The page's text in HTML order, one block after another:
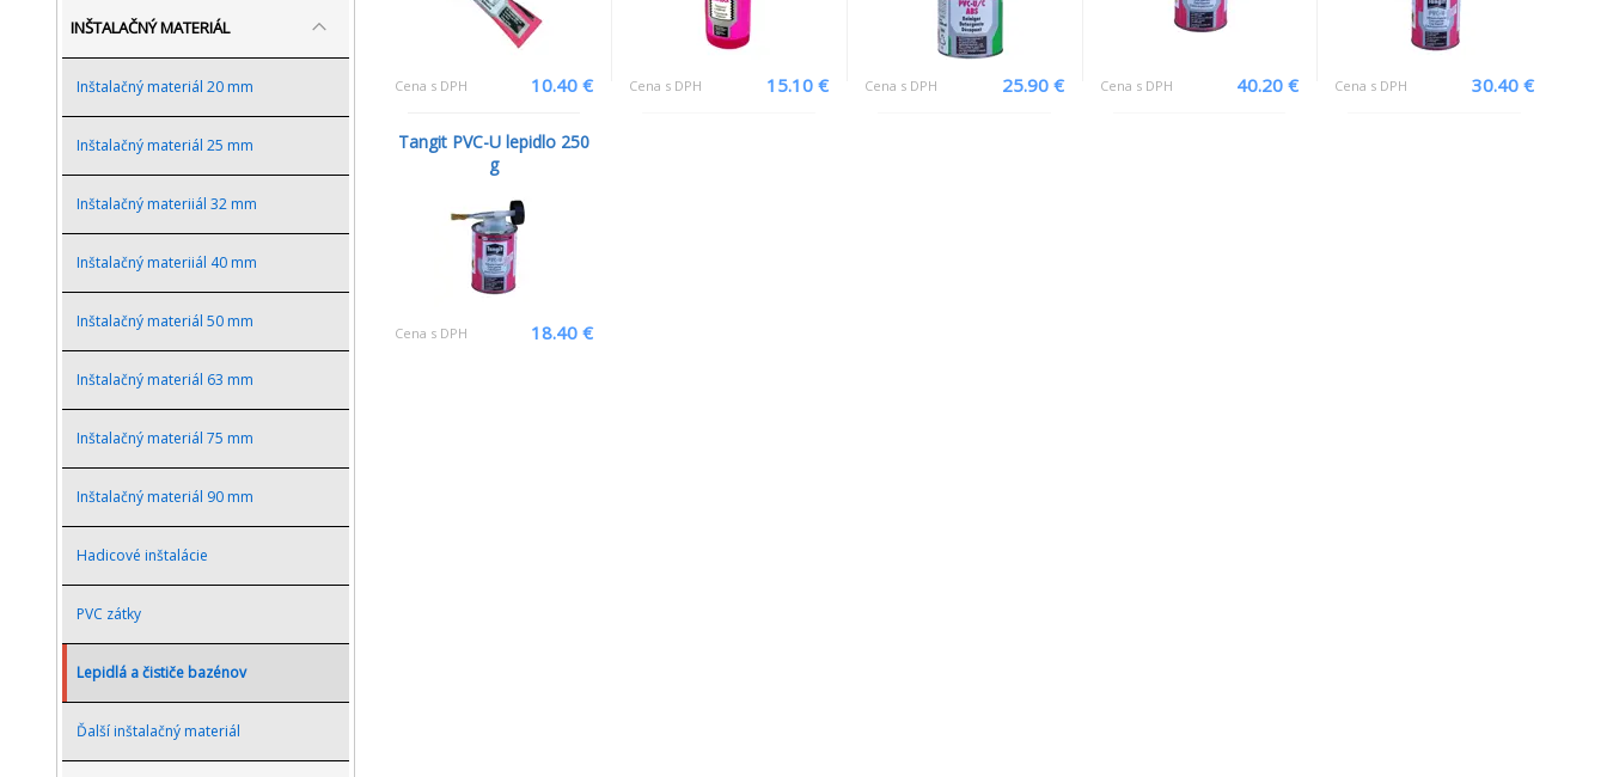
INŠTALAČNÝ MATERIÁL
Inštalačný materiál 20 mm
Inštalačný materiál 25 mm
Inštalačný materiiál 32 mm
Inštalačný materiiál 40 mm
Inštalačný materiál 50 mm
Inštalačný materiál 63 mm
Inštalačný materiál 75 mm
Inštalačný materiál 90 mm
Hadicové inštalácie
PVC zátky
Lepidlá a čističe bazénov
Ďalší inštalačný materiál
Cena s DPH 10.40 € Cena s DPH 15.10 € Cena s DPH 25.90 € Cena s DPH 40.20 € Cena s DPH 30.40 €
Tangit PVC-U lepidlo 250
g
Cena s DPH 18.40 €